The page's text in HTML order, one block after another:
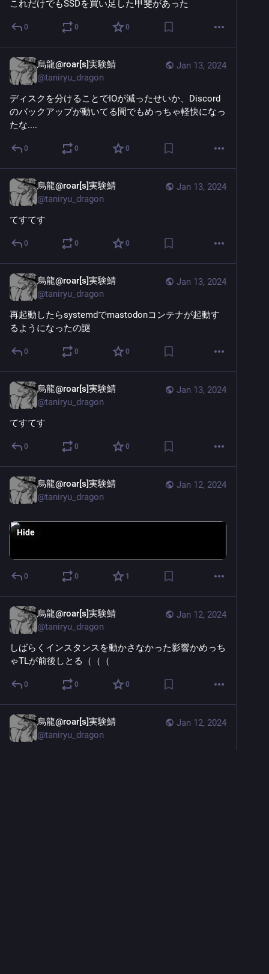
これだけでもSSDを買い足した甲斐があった
0 0 0
Jan 13, 2024
烏龍@roar[s]実験鯖
@taniryu_dragon
ディスクを分けることでIOが減ったせいか、Discord
のバックアップが動いてる間でもめっちゃ軽快になっ
たな....
0 0 0
Jan 13, 2024
烏龍@roar[s]実験鯖
@taniryu_dragon
てすてす
0 0 0
Jan 13, 2024
烏龍@roar[s]実験鯖
@taniryu_dragon
再起動したらsystemdでmastodonコンテナが起動す
るようになったの謎
0 0 0
Jan 13, 2024
烏龍@roar[s]実験鯖
@taniryu_dragon
てすてす
0 0 0
Jan 12, 2024
烏龍@roar[s]実験鯖
@taniryu_dragon
Hide
0 0 1
Jan 12, 2024
烏龍@roar[s]実験鯖
@taniryu_dragon
しばらくインスタンスを動かさなかった影響かめっち
ゃTLが前後しとる（（（
0 0 0
Jan 12, 2024
烏龍@roar[s]実験鯖
@taniryu_dragon